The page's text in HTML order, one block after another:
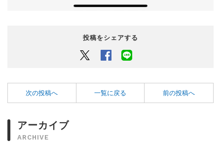
投稿をシェアする
Twitter Facebook
次の投稿へ 一覧に戻る 前の投稿へ
アーカイブ
ARCHIVE